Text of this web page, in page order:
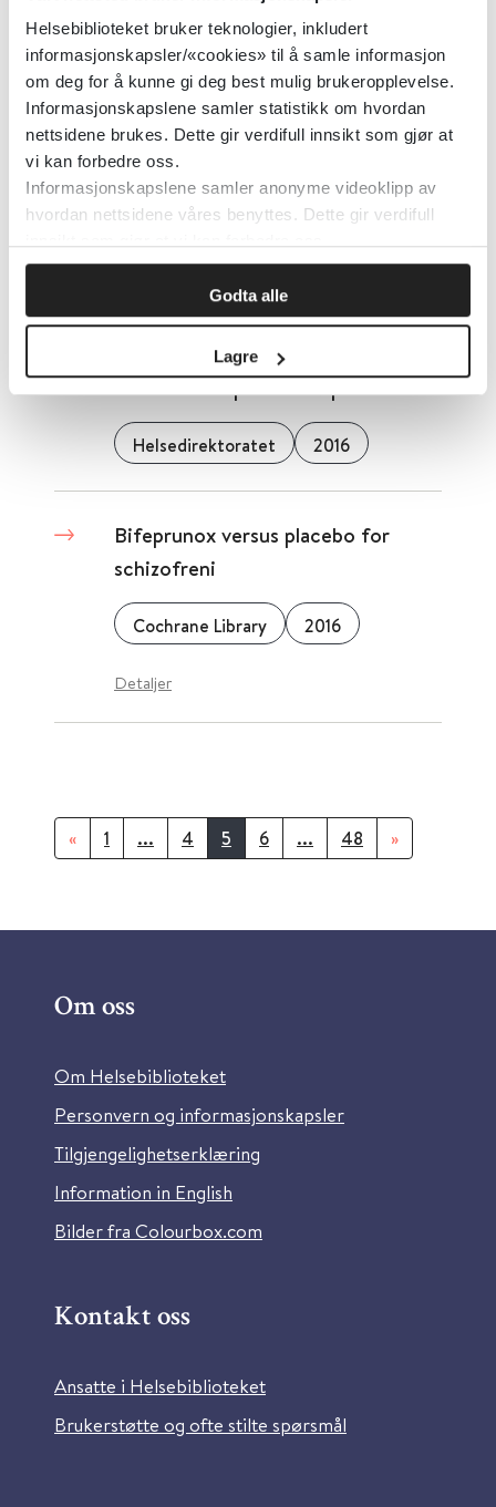
Helsebiblioteket bruker teknologier, inkludert
informasjonskapsler/«cookies» til å samle informasjon
om deg for å kunne gi deg best mulig brukeropplevelse.
Informasjonskapslene samler statistikk om hvordan
nettsidene brukes. Dette gir verdifull innsikt som gjør at
vi kan forbedre oss.
Informasjonskapslene samler anonyme videoklipp av
hvordan nettsidene våres benyttes. Dette gir verdifull
Godta alle
Lagre
Brystkreft - pakkeforløp
Helsedirektoratet 2016
BMC Oral Health
BioMed Central (BMC) 2016
Blærekreft - pakkeforløp
Helsedirektoratet 2016
Bifeprunox versus placebo for
schizofreni
Cochrane Library 2016
Detaljer
« 1 ... 4 5 6 ... 48 »
Om oss
Om Helsebiblioteket
Personvern og informasjonskapsler
Tilgjengelighetserklæring
Information in English
Bilder fra Colourbox.com
Kontakt oss
Ansatte i Helsebiblioteket
Brukerstøtte og ofte stilte spørsmål